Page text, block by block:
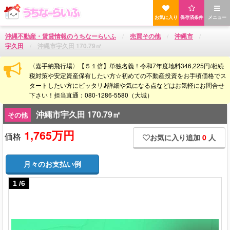
メニュー
保存済条件
お気に入り
沖縄不動産・賃貸情報のうちなーらいふ 売買その他
沖縄市
宇久田
沖縄市宇久田 170.79㎡
〈嘉手納飛行場〉【５１倍】単独名義！令和7年度地料346,225円/相続
税対策や安定資産保有したい方☆初めての不動産投資をお手頃価格でス
タートしたい方にピッタリ♪詳細や気になる点などはお気軽にお問合せ
下さい！担当直通：080-1286-5580（大城）
その他
沖縄市宇久田 170.79㎡
価格 1,765万円 お気に入り追加 0 人
月々のお支払い例
1 /6